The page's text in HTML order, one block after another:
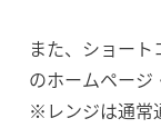
また、ショー
のホームページ
※レンジは通常